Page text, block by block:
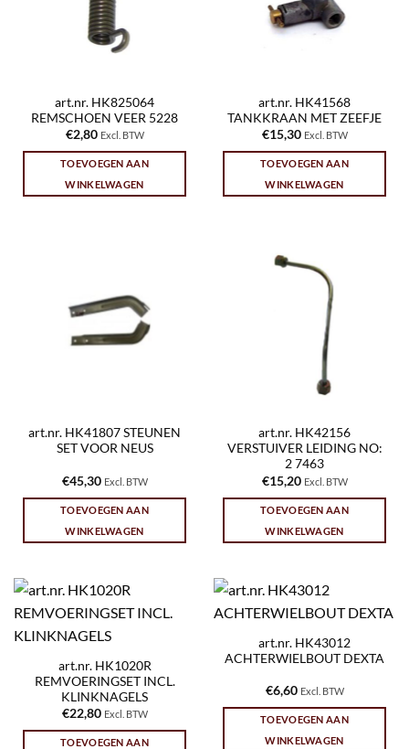
art.nr. HK825064
REMSCHOEN VEER 5228
€2,80 Excl. BTW
TOEVOEGEN AAN
WINKELWAGEN
art.nr. HK41568
TANKKRAAN MET ZEEFJE
€15,30 Excl. BTW
TOEVOEGEN AAN
WINKELWAGEN
art.nr. HK41807 STEUNEN
SET VOOR NEUS
€45,30 Excl. BTW
TOEVOEGEN AAN
WINKELWAGEN
art.nr. HK42156
VERSTUIVER LEIDING NO:
2 7463
€15,20 Excl. BTW
TOEVOEGEN AAN
WINKELWAGEN
art.nr. HK1020R
REMVOERINGSET INCL.
KLINKNAGELS
€22,80 Excl. BTW
TOEVOEGEN AAN
art.nr. HK43012
ACHTERWIELBOUT DEXTA
€6,60 Excl. BTW
TOEVOEGEN AAN
WINKELWAGEN